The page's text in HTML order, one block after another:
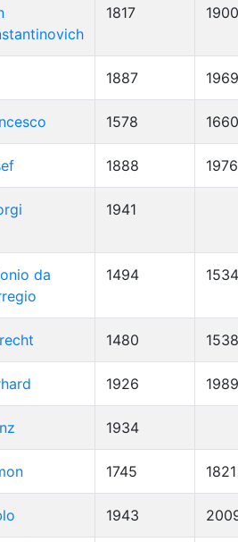
1817 1900
1887 1969
1578 1660
1888 1976
1941
da
1494 1534
1480 1538
1926 1989
1934
1745 1821
1943